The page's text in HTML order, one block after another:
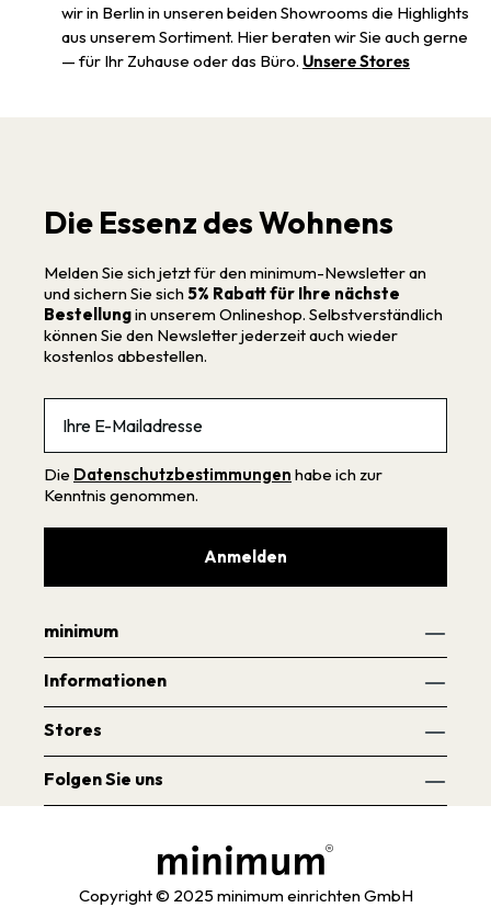
wir in Berlin in unseren beiden Showrooms die Highlights
aus unserem Sortiment. Hier beraten wir Sie auch gerne
— für Ihr Zuhause oder das Büro. Unsere Stores
Die Essenz des Wohnens
Melden Sie sich jetzt für den minimum-Newsletter an
und sichern Sie sich 5% Rabatt für Ihre nächste
Bestellungin unserem Onlineshop. Selbstverständlich
können Sie den Newsletter jederzeit auch wieder
kostenlos abbestellen.
Die Datenschutzbestimmungen habe ich zur
Kenntnis genommen.
Anmelden
minimum
Informationen
Stores
Folgen Sie uns
Copyright © 2025 minimum einrichten GmbH